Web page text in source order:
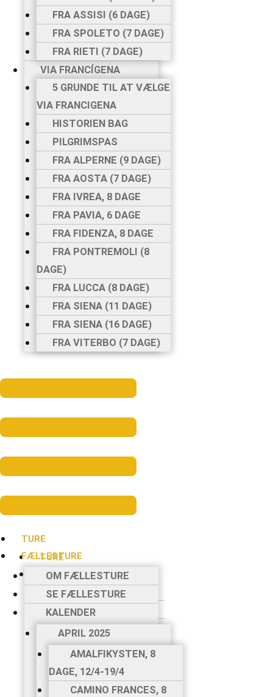
FRA ASSISI (6 DAGE)
FRA SPOLETO (7 DAGE)
FRA RIETI (7 DAGE)
VIA FRANCÍGENA
5 GRUNDE TIL AT VÆLGE
VIA FRANCIGENA
HISTORIEN BAG
PILGRIMSPAS
FRA ALPERNE (9 DAGE)
FRA AOSTA (7 DAGE)
FRA IVREA, 8 DAGE
FRA PAVIA, 6 DAGE
FRA FIDENZA, 8 DAGE
FRA PONTREMOLI (8
DAGE)
FRA LUCCA (8 DAGE)
FRA SIENA (11 DAGE)
FRA SIENA (16 DAGE)
FRA VITERBO (7 DAGE)
Menu
TURE
FÆLLESTURE
OM FÆLLESTURE
SE FÆLLESTURE
KALENDER
APRIL 2025
AMALFIKYSTEN, 8
DAGE, 12/4-19/4
CAMINO FRANCES, 8
TURE
FÆLLESTURE
OM FÆLLESTURE
SE FÆLLESTURE
KALENDER
APRIL 2025
8 DAGE, 12/4-19/4